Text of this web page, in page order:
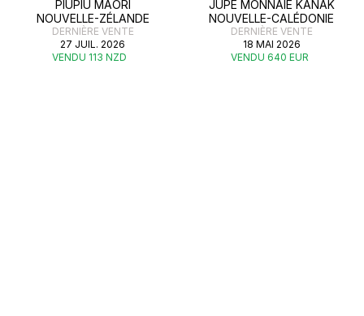
PIUPIU MAORI
NOUVELLE-ZÉLANDE
DERNIÈRE VENTE
27 JUIL. 2026
VENDU 113 NZD
JUPE MONNAIE KANAK
NOUVELLE-CALÉDONIE
DERNIÈRE VENTE
18 MAI 2026
VENDU 640 EUR